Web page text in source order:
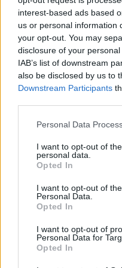
interest-based ads based
us or personal information
your opt-out. You may
disclosure of your
IAB’s list of downstream
also be disclosed by us to
Downstream Participants
Personal Data
I want to opt-out of
personal data.
Opted In
I want to opt-out of
Personal Data.
Opted In
I want to opt-out of
Personal Data for
Opted In